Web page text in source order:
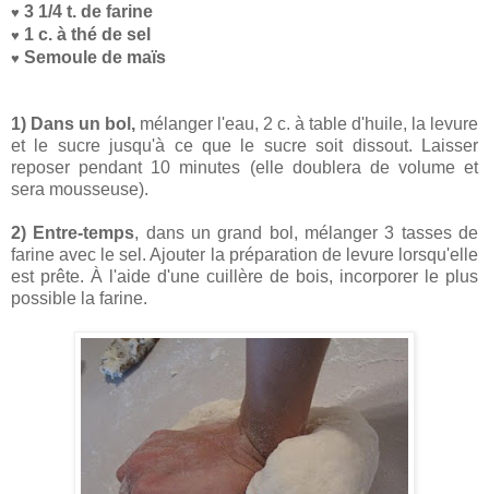
♥ 3 1/4 t. de farine
♥ 1 c. à thé de sel
♥ Semoule de maïs
1) Dans un bol, mélanger l'eau, 2 c. à table d'huile, la levure
et le sucre jusqu'à ce que le sucre soit dissout. Laisser
reposer pendant 10 minutes (elle doublera de volume et
sera mousseuse).
2) Entre-temps, dans un grand bol, mélanger 3 tasses de
farine avec le sel. Ajouter la préparation de levure lorsqu'elle
est prête. À l'aide d'une cuillère de bois, incorporer le plus
possible la farine.